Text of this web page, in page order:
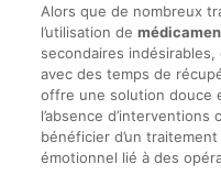
Alors que de nombreux
l’utilisation de
secondaires
avec des temps de
offre une solution douce
l’absence
bénéficier d’un
émotionnel lié à des